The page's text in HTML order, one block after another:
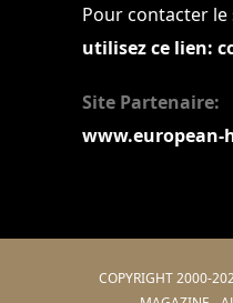
Pour contacter
utilisez ce lien:
Site Partenaire:
www.european-
COPYRIGHT 2000-